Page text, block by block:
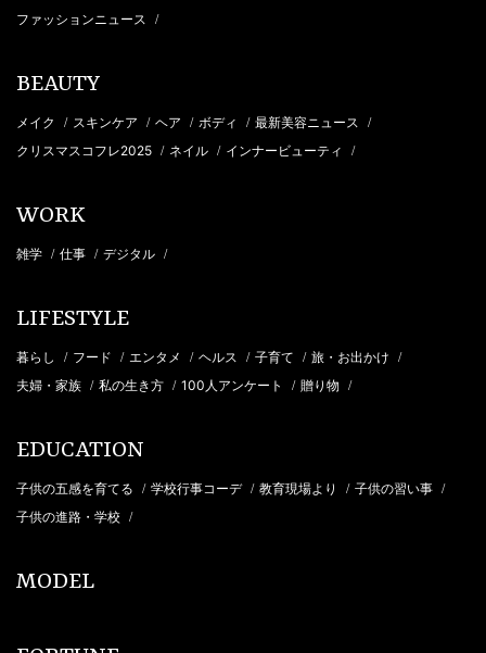
ファッションニュース /
BEAUTY
メイク / スキンケア / ヘア / ボディ / 最新美容ニュース /
クリスマスコフレ2025 / ネイル / インナービューティ /
WORK
雑学 / 仕事 / デジタル /
LIFESTYLE
暮らし / フード / エンタメ / ヘルス / 子育て / 旅・お出かけ /
夫婦・家族 / 私の生き方 / 100人アンケート / 贈り物 /
EDUCATION
子供の五感を育てる / 学校行事コーデ / 教育現場より / 子供の習い事 /
子供の進路・学校 /
MODEL